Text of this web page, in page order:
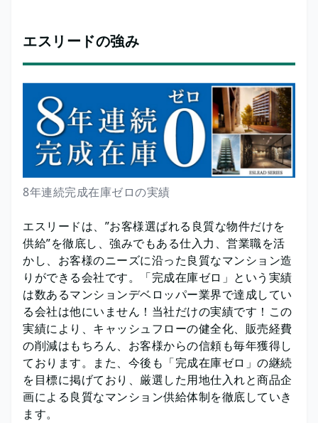
エスリードの強み
8年連続完成在庫ゼロの実績
エスリードは、”お客様選ばれる良質な物件だけを
供給”を徹底し、強みでもある仕入力、営業職を活
かし、お客様のニーズに沿った良質なマンション造
りができる会社です。「完成在庫ゼロ」という実績
は数あるマンションデベロッパー業界で達成してい
る会社は他にいません！当社だけの実績です！この
実績により、キャッシュフローの健全化、販売経費
の削減はもちろん、お客様からの信頼も毎年獲得し
ております。また、今後も「完成在庫ゼロ」の継続
を目標に掲げており、厳選した用地仕入れと商品企
画による良質なマンション供給体制を徹底していき
ます。